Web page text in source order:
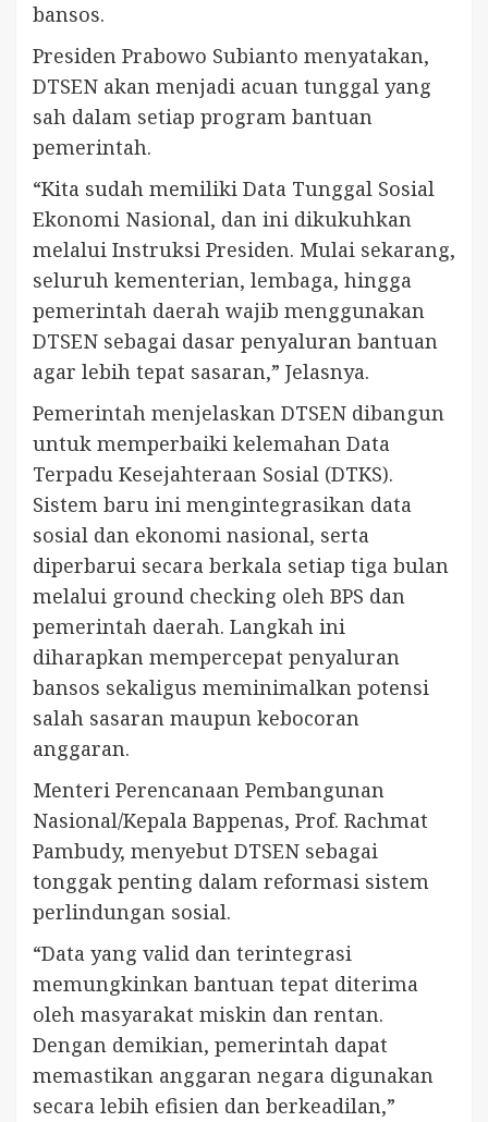
bansos.
Presiden Prabowo Subianto menyatakan,
DTSEN akan menjadi acuan tunggal yang
sah dalam setiap program bantuan
pemerintah.
“Kita sudah memiliki Data Tunggal Sosial
Ekonomi Nasional, dan ini dikukuhkan
melalui Instruksi Presiden. Mulai sekarang,
seluruh kementerian, lembaga, hingga
pemerintah daerah wajib menggunakan
DTSEN sebagai dasar penyaluran bantuan
agar lebih tepat sasaran,” Jelasnya.
Pemerintah menjelaskan DTSEN dibangun
untuk memperbaiki kelemahan Data
Terpadu Kesejahteraan Sosial (DTKS).
Sistem baru ini mengintegrasikan data
sosial dan ekonomi nasional, serta
diperbarui secara berkala setiap tiga bulan
melalui ground checking oleh BPS dan
pemerintah daerah. Langkah ini
diharapkan mempercepat penyaluran
bansos sekaligus meminimalkan potensi
salah sasaran maupun kebocoran
anggaran.
Menteri Perencanaan Pembangunan
Nasional/Kepala Bappenas, Prof. Rachmat
Pambudy, menyebut DTSEN sebagai
tonggak penting dalam reformasi sistem
perlindungan sosial.
“Data yang valid dan terintegrasi
memungkinkan bantuan tepat diterima
oleh masyarakat miskin dan rentan.
Dengan demikian, pemerintah dapat
memastikan anggaran negara digunakan
secara lebih efisien dan berkeadilan,”